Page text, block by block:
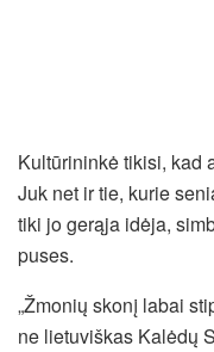
Kultūrininkė tikisi, kad
Juk net ir tie, kurie
tiki jo gerąja idėja,
puses.
„Žmonių skonį labai
ne lietuviškas Kalėdų